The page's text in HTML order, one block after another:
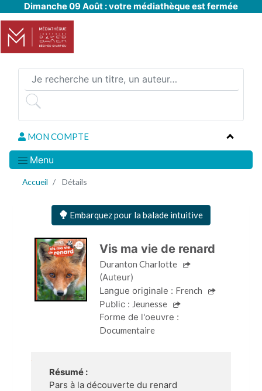
Aller
Dimanche 09 Août : votre médiathèque est fermée
MON COMPTE
Menu
Accueil Détails
Embarquez pour la balade intuitive
Vis ma vie de renard
Duranton Charlotte
(Auteur)
Langue originale : French
Public : Jeunesse
Forme de l'oeuvre :
Documentaire
Résumé :
Pars à la découverte du renard